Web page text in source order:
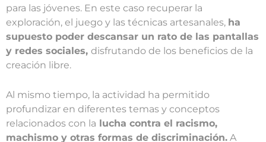
para las jóvenes. En este caso recuperar la
exploración, el juego y las técnicas artesanales, ha
supuesto poder descansar un rato de las pantallas
y redes sociales, disfrutando de los beneficios de la
creación libre.
Al mismo tiempo, la actividad ha permitido
profundizar en diferentes temas y conceptos
relacionados con la lucha contra el racismo,
machismo y otras formas de discriminación. A